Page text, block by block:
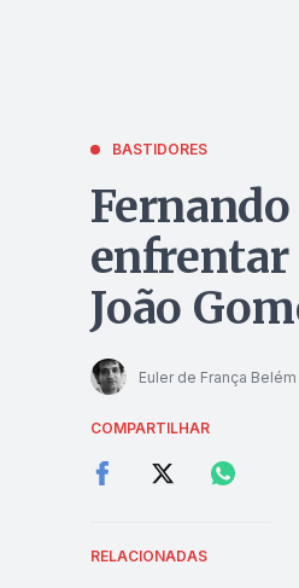
BASTIDORES
enfrentar
João
Euler de França Belém
COMPARTILHAR
RELACIONADAS